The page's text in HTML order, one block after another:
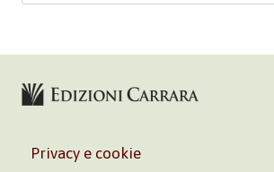
Privacy e cookie